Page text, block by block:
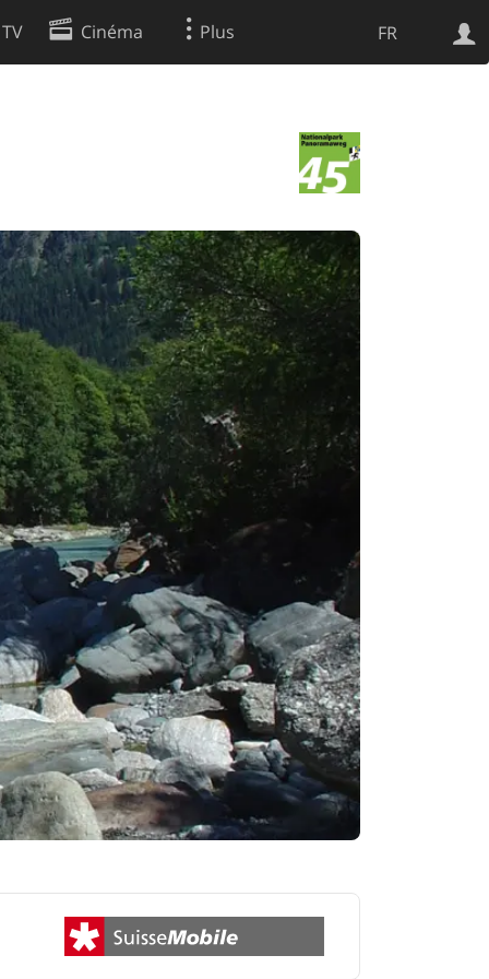
FR
Cinéma Plus